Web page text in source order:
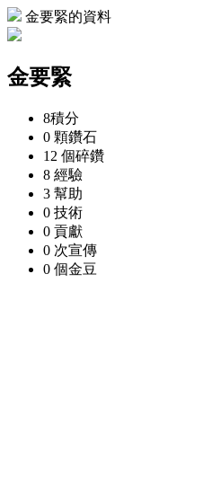
金要緊的資料
金要緊
8積分
0 顆鑽石
12 個碎鑽
8 經驗
3 幫助
0 技術
0 貢獻
0 次宣傳
0 個金豆